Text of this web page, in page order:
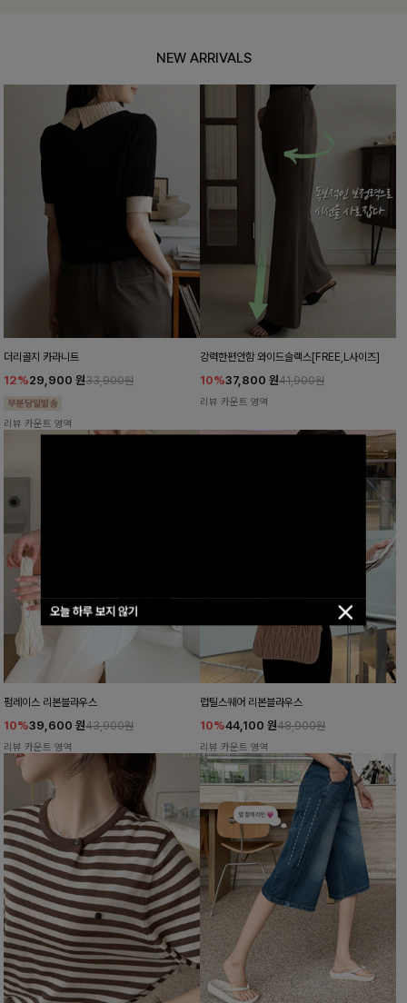
오늘 하루 보지 않기
NEW ARRIVALS
더리골지 카라니트
12%29,900 원33,900원
리뷰 카운트 영역
강력한편안함 와이드슬랙스[FREE,L사이즈]
10%37,800 원41,900원
리뷰 카운트 영역
펌레이스 리본블라우스
10%39,600 원43,900원
리뷰 카운트 영역
럽틸스퀘어 리본블라우스
10%44,100 원48,900원
리뷰 카운트 영역